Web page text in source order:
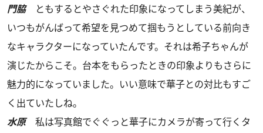
門脇ともするとやさぐれた印象になってしまう美紀が、
いつもがんばって希望を見つめて掴もうとしている前向き
なキャラクターになっていたんです。それは希子ちゃんが
演じたからこそ。台本をもらったときの印象よりもさらに
魅力的になっていました。いい意味で華子との対比もすご
く出ていたしね。
水原私は写真館でぐぐっと華子にカメラが寄って行くタ